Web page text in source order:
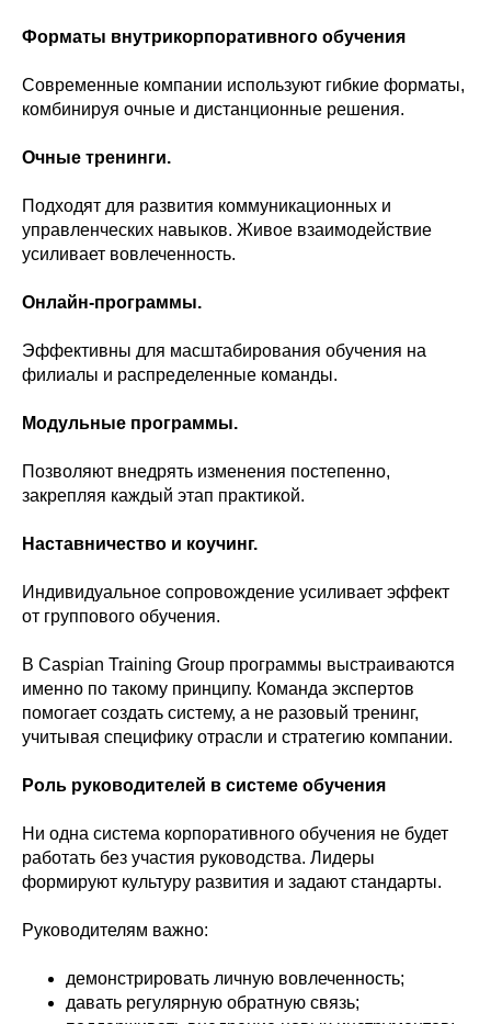
Форматы внутрикорпоративного обучения
Современные компании используют гибкие форматы,
комбинируя очные и дистанционные решения.
Очные тренинги.
Подходят для развития коммуникационных и
управленческих навыков. Живое взаимодействие
усиливает вовлеченность.
Онлайн-программы.
Эффективны для масштабирования обучения на
филиалы и распределенные команды.
Модульные программы.
Позволяют внедрять изменения постепенно,
закрепляя каждый этап практикой.
Наставничество и коучинг.
Индивидуальное сопровождение усиливает эффект
от группового обучения.
В Caspian Training Group программы выстраиваются
именно по такому принципу. Команда экспертов
помогает создать систему, а не разовый тренинг,
учитывая специфику отрасли и стратегию компании.
Роль руководителей в системе обучения
Ни одна система корпоративного обучения не будет
работать без участия руководства. Лидеры
формируют культуру развития и задают стандарты.
Руководителям важно:
демонстрировать личную вовлеченность;
давать регулярную обратную связь;